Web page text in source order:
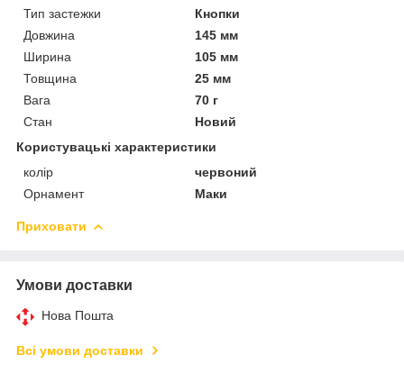
Тип застежки
Кнопки
Довжина
145 мм
Ширина
105 мм
Товщина
25 мм
Вага
70 г
Стан
Новий
Користувацькі характеристики
колір
червоний
Орнамент
Маки
Приховати
Умови доставки
Нова Пошта
Всі умови доставки